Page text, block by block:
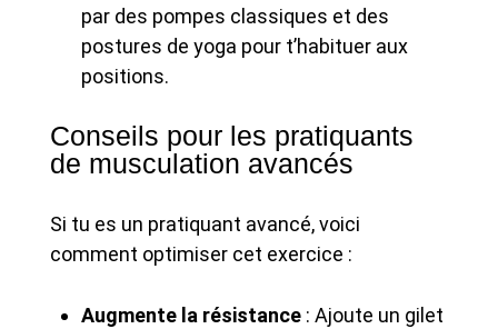
par des pompes classiques et des
postures de yoga pour t’habituer aux
positions.
Conseils pour les pratiquants
de musculation avancés
Si tu es un pratiquant avancé, voici
comment optimiser cet exercice :
Augmente la résistance : Ajoute un gilet